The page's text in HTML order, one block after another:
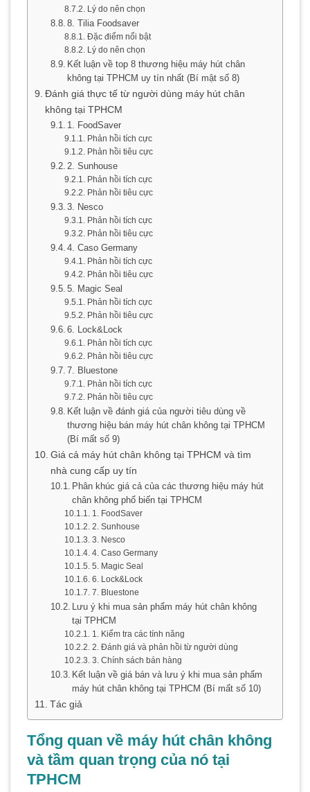
Lý do nên chọn
8. Tilia Foodsaver
Đặc điểm nổi bật
Lý do nên chọn
Kết luận về top 8 thương hiệu máy hút chân
không tại TPHCM uy tín nhất (Bí mật số 8)
Đánh giá thực tế từ người dùng máy hút chân
không tại TPHCM
1. FoodSaver
Phản hồi tích cực
Phản hồi tiêu cực
2. Sunhouse
Phản hồi tích cực
Phản hồi tiêu cực
3. Nesco
Phản hồi tích cực
Phản hồi tiêu cực
4. Caso Germany
Phản hồi tích cực
Phản hồi tiêu cực
5. Magic Seal
Phản hồi tích cực
Phản hồi tiêu cực
6. Lock&Lock
Phản hồi tích cực
Phản hồi tiêu cực
7. Bluestone
Phản hồi tích cực
Phản hồi tiêu cực
Kết luận về đánh giá của người tiêu dùng về
thương hiệu bán máy hút chân không tại TPHCM
(Bí mất số 9)
Giá cả máy hút chân không tại TPHCM và tìm
nhà cung cấp uy tín
Phân khúc giá cả của các thương hiệu máy hút
chân không phổ biến tại TPHCM
1. FoodSaver
2. Sunhouse
3. Nesco
4. Caso Germany
5. Magic Seal
6. Lock&Lock
7. Bluestone
Lưu ý khi mua sản phẩm máy hút chân không
tại TPHCM
1. Kiểm tra các tính năng
2. Đánh giá và phản hồi từ người dùng
3. Chính sách bán hàng
Kết luận về giá bán và lưu ý khi mua sản phẩm
máy hút chân không tại TPHCM (Bí mất số 10)
Tác giả
Tổng quan về máy hút chân không
và tầm quan trọng của nó tại
TPHCM